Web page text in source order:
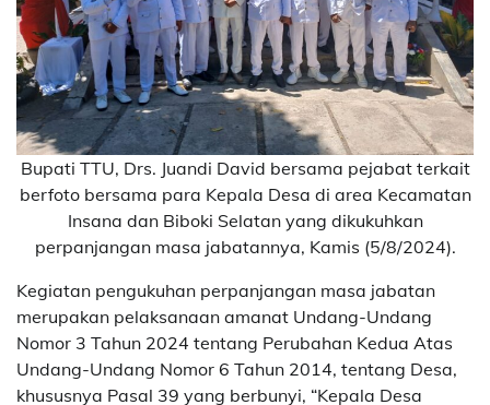
Bupati TTU, Drs. Juandi David bersama pejabat terkait
berfoto bersama para Kepala Desa di area Kecamatan
Insana dan Biboki Selatan yang dikukuhkan
perpanjangan masa jabatannya, Kamis (5/8/2024).
Kegiatan pengukuhan perpanjangan masa jabatan
merupakan pelaksanaan amanat Undang-Undang
Nomor 3 Tahun 2024 tentang Perubahan Kedua Atas
Undang-Undang Nomor 6 Tahun 2014, tentang Desa,
khususnya Pasal 39 yang berbunyi, “Kepala Desa